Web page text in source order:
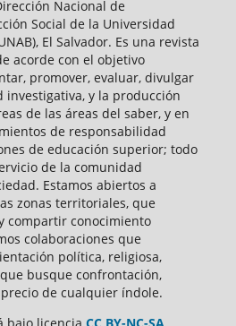
Nacional de
Social de la Universidad
El Salvador. Es una revista
acorde con el objetivo
promover, evaluar, divulgar
y la producción
de las áreas del saber, y en
de responsabilidad
de educación superior; todo
de la comunidad
Estamos abiertos a
zonas territoriales, que
compartir conocimiento
colaboraciones que
política, religiosa,
busque confrontación,
de cualquier índole.